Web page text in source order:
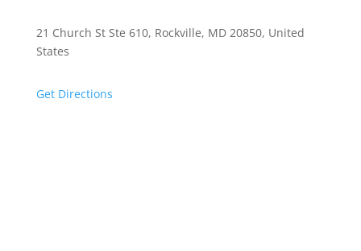
21 Church St Ste 610, Rockville, MD 20850, United
States
Get Directions